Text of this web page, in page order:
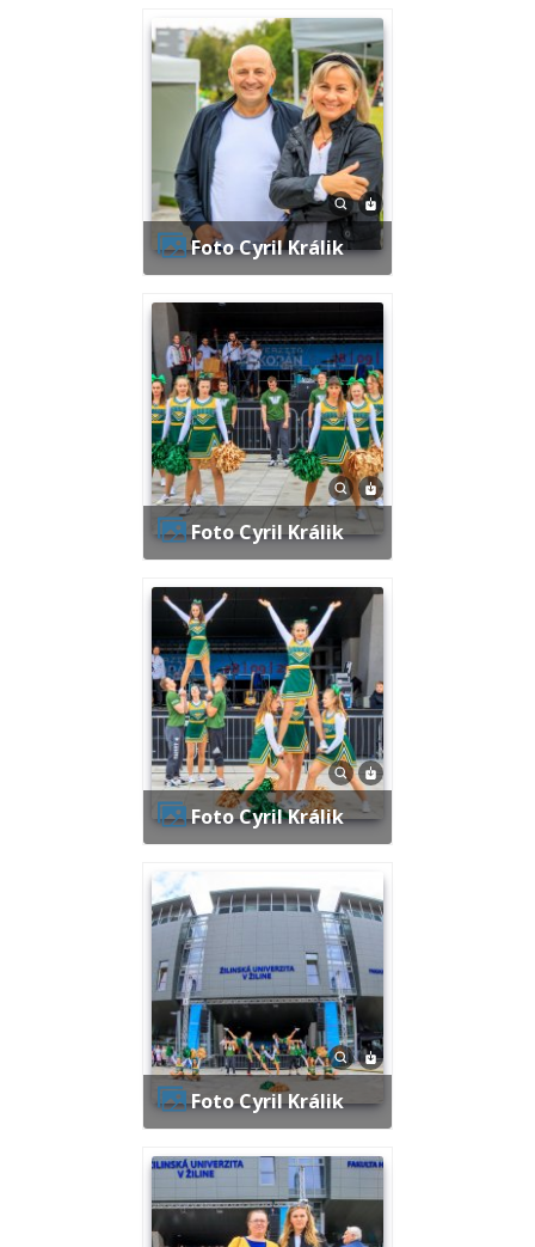
Foto Cyril Králik
Foto Cyril Králik
Foto Cyril Králik
Foto Cyril Králik